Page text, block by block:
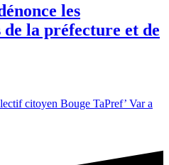
les
la préfecture et de
citoyen Bouge TaPref’ Var a